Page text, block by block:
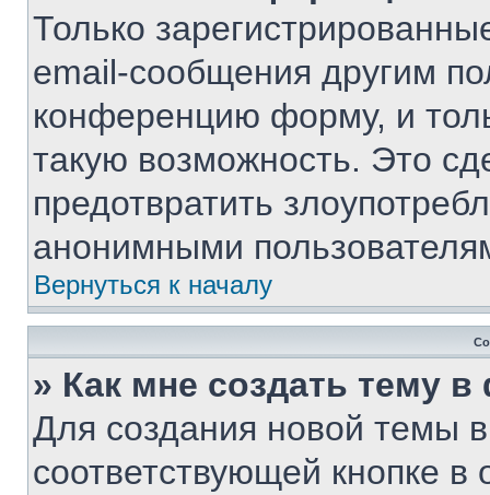
Только
email-сообщения другим
конференцию форму, и
такую возможность. Это
предотвратить
анонимными
Вернуться к началу
» Как мне создать тему
Для создания новой темы
соответствующей кнопке